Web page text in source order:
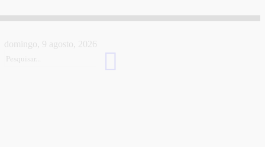
domingo, 9 agosto, 2026